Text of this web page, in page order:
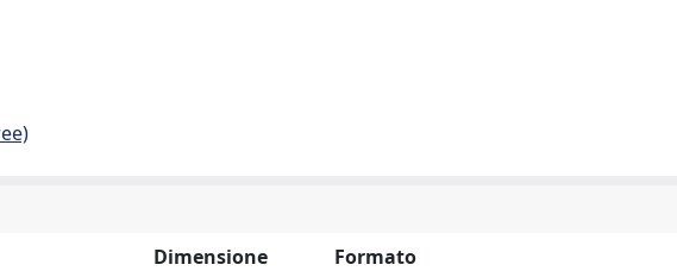
Dimensione
Formato